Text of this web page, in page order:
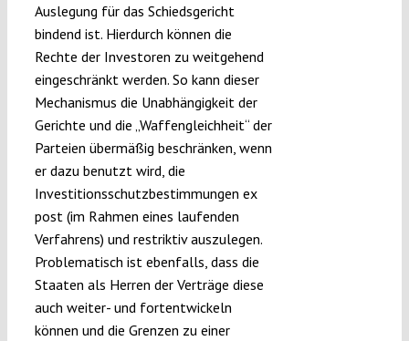
Auslegung für das Schiedsgericht
bindend ist. Hierdurch können die
Rechte der Investoren zu weitgehend
eingeschränkt werden. So kann dieser
Mechanismus die Unabhängigkeit der
Gerichte und die „Waffengleichheit“ der
Parteien übermäßig beschränken, wenn
er dazu benutzt wird, die
Investitionsschutzbestimmungen ex
post (im Rahmen eines laufenden
Verfahrens) und restriktiv auszulegen.
Problematisch ist ebenfalls, dass die
Staaten als Herren der Verträge diese
auch weiter- und fortentwickeln
können und die Grenzen zu einer